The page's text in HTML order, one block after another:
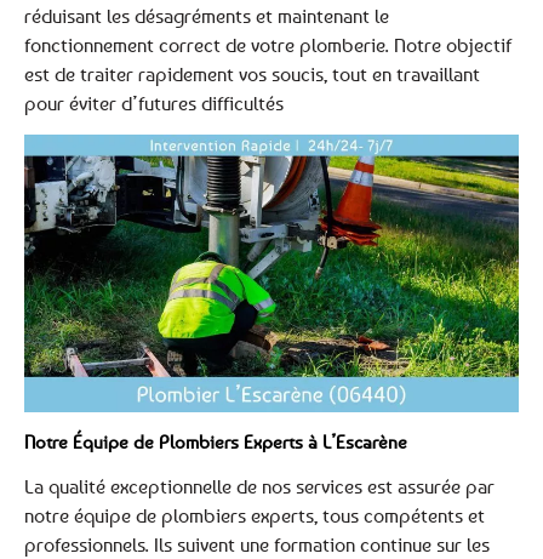
réduisant les désagréments et maintenant le
fonctionnement correct de votre plomberie. Notre objectif
est de traiter rapidement vos soucis, tout en travaillant
pour éviter d’futures difficultés
Notre Équipe de Plombiers Experts à L’Escarène
La qualité exceptionnelle de nos services est assurée par
notre équipe de plombiers experts, tous compétents et
professionnels. Ils suivent une formation continue sur les